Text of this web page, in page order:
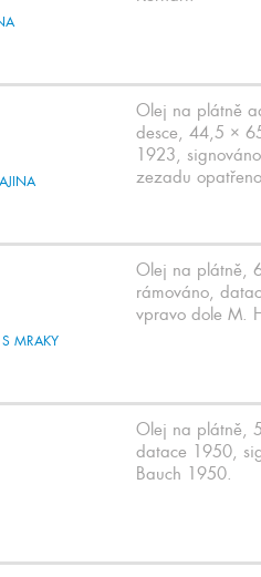
Olej na plátně
desce, 44,5 ×
1923,
zezadu
Olej na plátně,
rámováno,
vpravo dole M.
Olej na plátně,
datace 1950,
Bauch 1950.